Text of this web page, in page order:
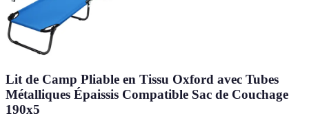
Lit de Camp Pliable en Tissu Oxford avec Tubes
Métalliques Épaissis Compatible Sac de Couchage
190x5